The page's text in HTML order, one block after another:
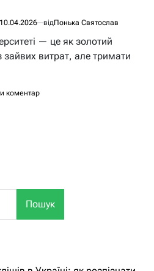
10.04.2026 відПонька Святослав
— це як золотий
зайвих витрат, але тримати
коментардо
2026
Пошук